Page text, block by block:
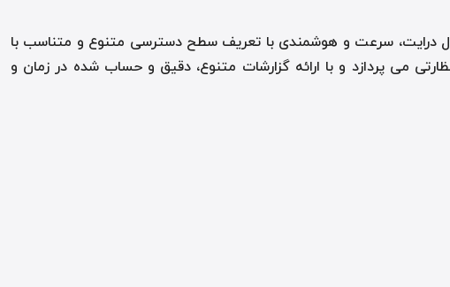
درایت، سرعت و هوشمندی با تعریف سطح دسترسی­ متنوع و متناسب با
می­ پردازد و با ارائه گزارشات متنوع، دقیق و حساب شده در زمان و